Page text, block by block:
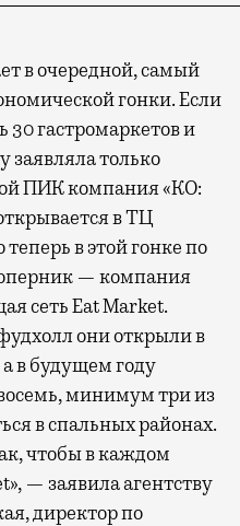
в очередной, самый
гонки. Если
гастромаркетов и
заявляла только
ПИК компания «КО:
в ТЦ
в этой гонке по
— компания
сеть Eat Market.
они открыли в
в будущем году
минимум три из
в спальных районах.
чтобы в каждом
— заявила агентству
директор по